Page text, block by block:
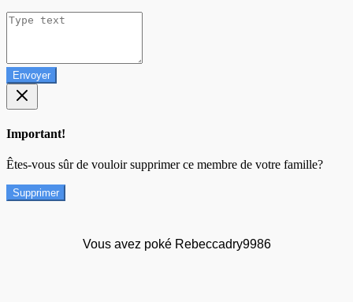
Envoyer
Important!
Êtes-vous sûr de vouloir supprimer ce membre de votre famille?
Supprimer
Vous avez poké Rebeccadry9986